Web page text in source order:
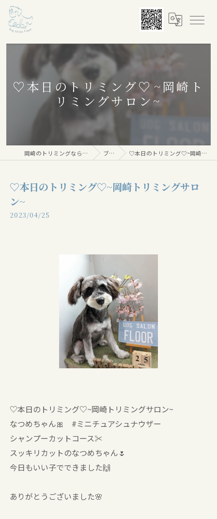
♡本日のトリミング♡⁠~岡崎ト
リミングサロン~
岡崎のトリミングならDog salon Floor ブログ ♡本日のトリミング♡⁠~岡崎トリミングサロン~
♡本日のトリミング♡⁠~岡崎トリミングサロ
ン~
2023/04/25
♡本日のトリミング♡⁠~岡崎トリミングサロン~
なつめちゃん🎀 #ミニチュアシュナウザー
シャンプーカットコース✂️
スッキリカットのなつめちゃん🌷
今日もいい子でできました🙌
ありがとうございました🌸